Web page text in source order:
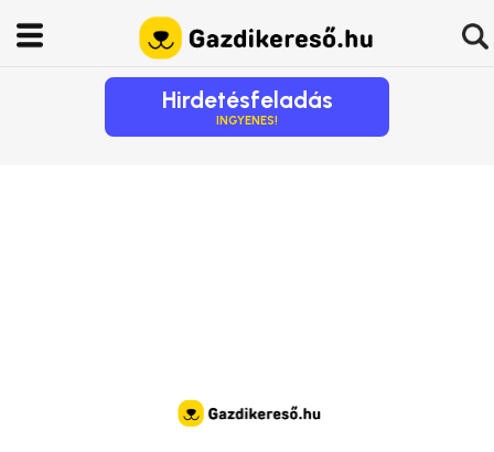
Hirdetésfeladás
INGYENES!